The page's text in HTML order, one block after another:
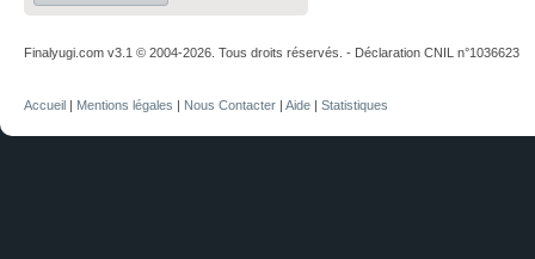
Finalyugi.com v3.1 © 2004-2026. Tous droits réservés. - Déclaration CNIL n°1036623
Accueil | Mentions légales | Nous Contacter | Aide | Statistiques